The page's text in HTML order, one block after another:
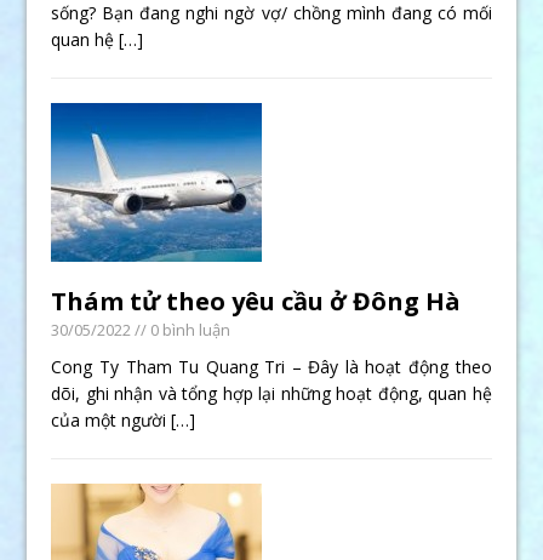
sống? Bạn đang nghi ngờ vợ/ chồng mình đang có mối
quan hệ[…]
Thám tử theo yêu cầu ở Đông Hà
30/05/2022// 0 bình luận
Cong Ty Tham Tu Quang Tri – Đây là hoạt động theo
dõi, ghi nhận và tổng hợp lại những hoạt động, quan hệ
của một người[…]